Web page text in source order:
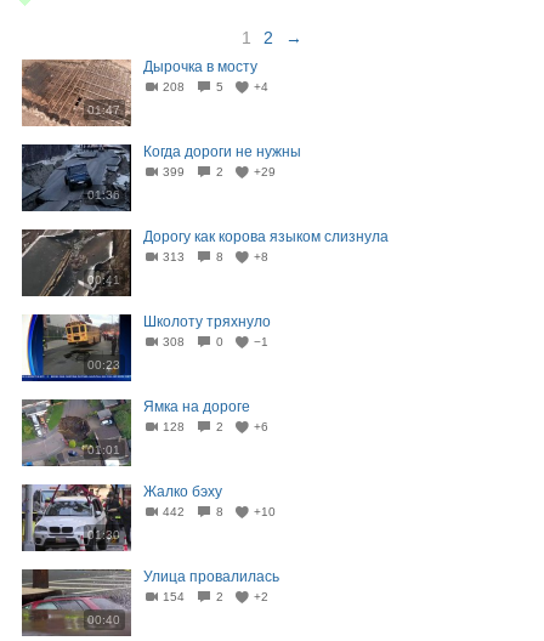
1 2 →
01:47
Дырочка в мосту
208 5 +4
01:36
Когда дороги не нужны
399 2 +29
00:41
Дорогу как корова языком слизнула
313 8 +8
00:23
Школоту тряхнуло
308 0 −1
01:01
Ямка на дороге
128 2 +6
01:30
Жалко бэху
442 8 +10
00:40
Улица провалилась
154 2 +2